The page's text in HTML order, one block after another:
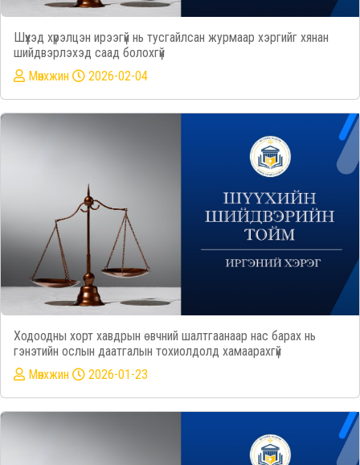
Шүүхэд хүрэлцэн ирээгүй нь тусгайлсан журмаар хэргийг хянан
шийдвэрлэхэд саад болохгүй
Mөнхжин
2026-02-04
Ходоодны хорт хавдрын өвчний шалтгаанаар нас барах нь
гэнэтийн ослын даатгалын тохиолдолд хамаарахгүй
Mөнхжин
2026-01-23